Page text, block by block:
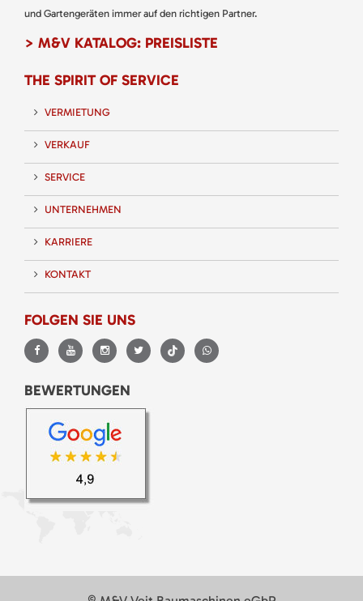
und Gartengeräten immer auf den richtigen Partner.
> M&V KATALOG: PREISLISTE
THE SPIRIT OF SERVICE
VERMIETUNG
VERKAUF
SERVICE
UNTERNEHMEN
KARRIERE
KONTAKT
FOLGEN SIE UNS
BEWERTUNGEN